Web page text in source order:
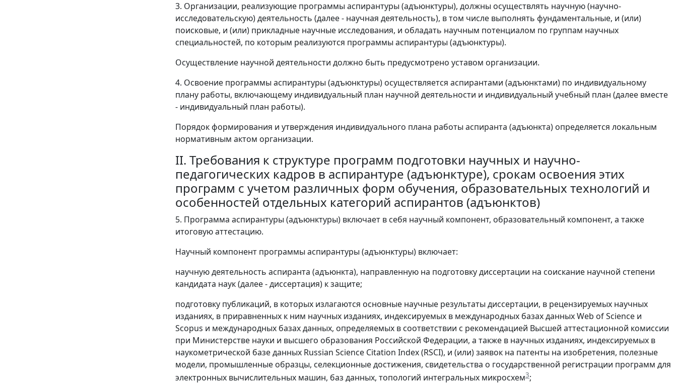
3. Организации, реализующие программы аспирантуры (адъюнктуры), должны осуществлять научную (научно-
исследовательскую) деятельность (далее - научная деятельность), в том числе выполнять фундаментальные, и (или)
поисковые, и (или) прикладные научные исследования, и обладать научным потенциалом по группам научных
специальностей, по которым реализуются программы аспирантуры (адъюнктуры).
Осуществление научной деятельности должно быть предусмотрено уставом организации.
4. Освоение программы аспирантуры (адъюнктуры) осуществляется аспирантами (адъюнктами) по индивидуальному
плану работы, включающему индивидуальный план научной деятельности и индивидуальный учебный план (далее вместе
- индивидуальный план работы).
Порядок формирования и утверждения индивидуального плана работы аспиранта (адъюнкта) определяется локальным
нормативным актом организации.
II. Требования к структуре программ подготовки научных и научно-
педагогических кадров в аспирантуре (адъюнктуре), срокам освоения этих
программ с учетом различных форм обучения, образовательных технологий и
особенностей отдельных категорий аспирантов (адъюнктов)
5. Программа аспирантуры (адъюнктуры) включает в себя научный компонент, образовательный компонент, а также
итоговую аттестацию.
Научный компонент программы аспирантуры (адъюнктуры) включает:
научную деятельность аспиранта (адъюнкта), направленную на подготовку диссертации на соискание научной степени
кандидата наук (далее - диссертация) к защите;
подготовку публикаций, в которых излагаются основные научные результаты диссертации, в рецензируемых научных
изданиях, в приравненных к ним научных изданиях, индексируемых в международных базах данных Web of Science и
Scopus и международных базах данных, определяемых в соответствии с рекомендацией Высшей аттестационной комиссии
при Министерстве науки и высшего образования Российской Федерации, а также в научных изданиях, индексируемых в
наукометрической базе данных Russian Science Citation Index (RSCI), и (или) заявок на патенты на изобретения, полезные
модели, промышленные образцы, селекционные достижения, свидетельства о государственной регистрации программ для
электронных вычислительных машин, баз данных, топологий интегральных микросхем3;